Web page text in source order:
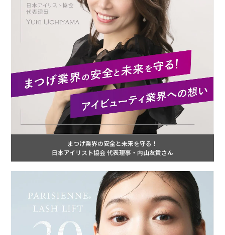
まつげ業界の安全と未来を守る！
日本アイリスト協会 代表理事・内山友貴さん